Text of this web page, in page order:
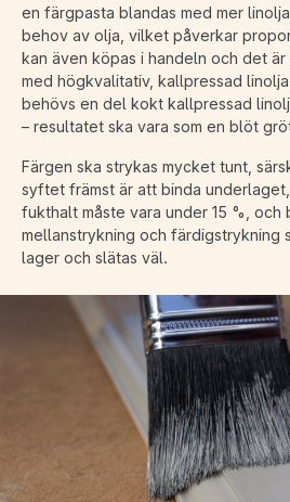
en färgpasta blandas med mer
behov av olja, vilket påverkar
kan även köpas i handeln och det
med högkvalitativ, kallpressad
behövs en del kokt kallpressad
– resultatet ska vara som en blöt
Färgen ska strykas mycket tunt,
syftet främst är att binda
fukthalt måste vara under 15 %, och
mellanstrykning och färdigstrykning
lager och slätas väl.